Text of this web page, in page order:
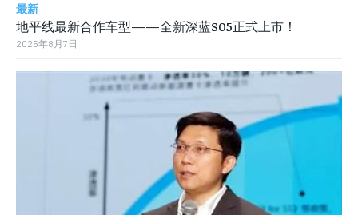
最新
地平线最新合作车型——全新深蓝S05正式上市！
2026年8月7日